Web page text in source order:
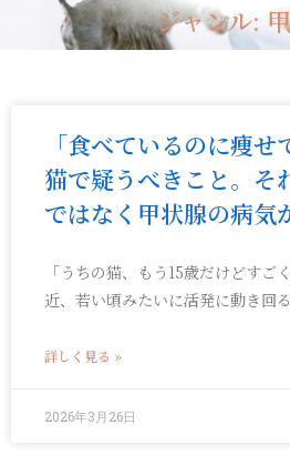
ジャンル:
「食べているのに痩
猫で疑うべきこと。そ
ではなく甲状腺の病気
「うちの猫、もう15歳だけどすご
近、若い頃みたいに活発に動き回
詳しく見る »
2026年3月26日